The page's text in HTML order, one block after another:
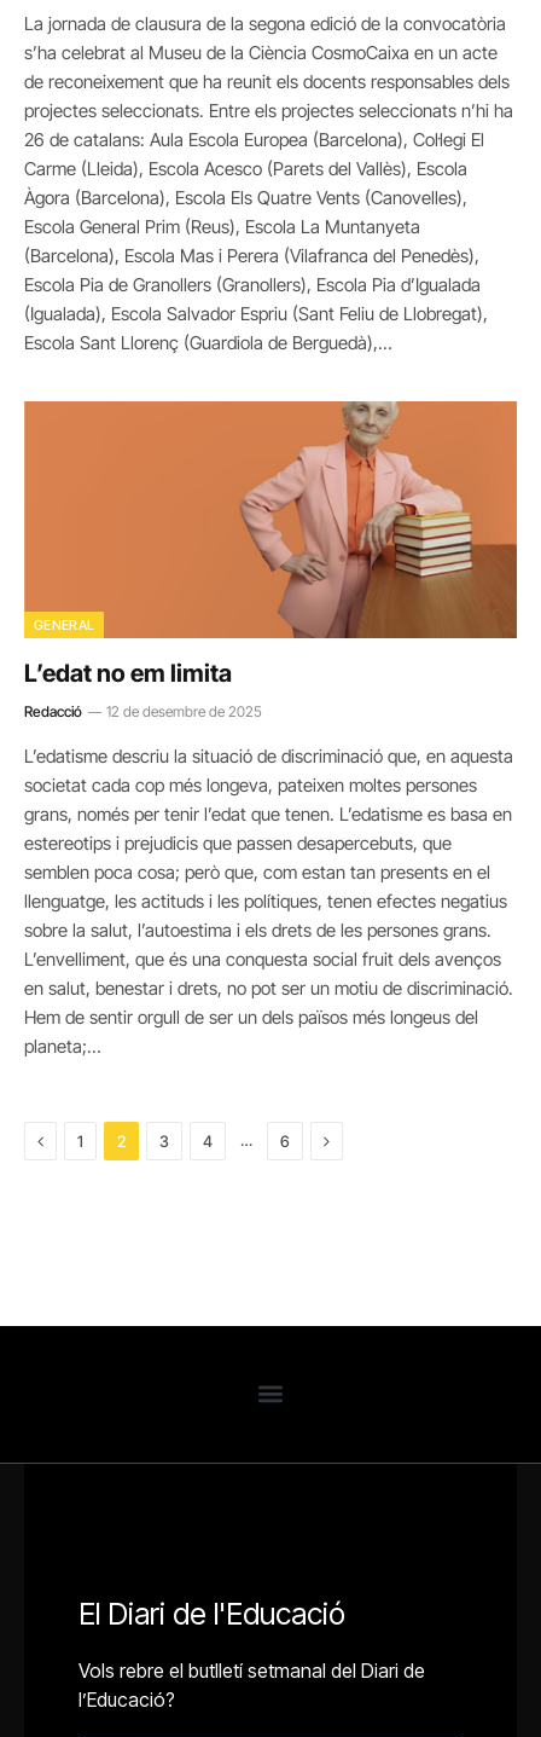
La jornada de clausura de la segona edició de la convocatòria
s’ha celebrat al Museu de la Ciència CosmoCaixa en un acte
de reconeixement que ha reunit els docents responsables dels
projectes seleccionats. Entre els projectes seleccionats n’hi ha
26 de catalans: Aula Escola Europea (Barcelona), Col·legi El
Carme (Lleida), Escola Acesco (Parets del Vallès), Escola
Àgora (Barcelona), Escola Els Quatre Vents (Canovelles),
Escola General Prim (Reus), Escola La Muntanyeta
(Barcelona), Escola Mas i Perera (Vilafranca del Penedès),
Escola Pia de Granollers (Granollers), Escola Pia d’Igualada
(Igualada), Escola Salvador Espriu (Sant Feliu de Llobregat),
Escola Sant Llorenç (Guardiola de Berguedà),…
GENERAL
L’edat no em limita
Redacció 12 de desembre de 2025
L’edatisme descriu la situació de discriminació que, en aquesta
societat cada cop més longeva, pateixen moltes persones
grans, només per tenir l’edat que tenen. L’edatisme es basa en
estereotips i prejudicis que passen desapercebuts, que
semblen poca cosa; però que, com estan tan presents en el
llenguatge, les actituds i les polítiques, tenen efectes negatius
sobre la salut, l’autoestima i els drets de les persones grans.
L’envelliment, que és una conquesta social fruit dels avenços
en salut, benestar i drets, no pot ser un motiu de discriminació.
Hem de sentir orgull de ser un dels països més longeus del
planeta;…
Previous
1 2 3 4 … 6 Next